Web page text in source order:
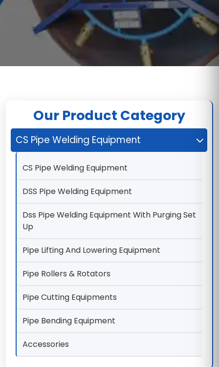
Our Product Category
CS Pipe Welding Equipment
CS Pipe Welding Equipment
DSS Pipe Welding Equipment
Dss Pipe Welding Equipment With Purging Set
Up
Pipe Lifting And Lowering Equipment
Pipe Rollers & Rotators
Pipe Cutting Equipments
Pipe Bending Equipment
Accessories